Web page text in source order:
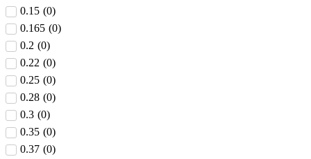
0.15 (0)
0.165 (0)
0.2 (0)
0.22 (0)
0.25 (0)
0.28 (0)
0.3 (0)
0.35 (0)
0.37 (0)